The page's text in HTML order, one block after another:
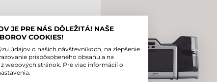
JE PRE NÁS DÔLEŽITÁ! NAŠE
COOKIES!
údajov o našich návštevníkoch, na zlepšenie
prispôsobeného obsahu a na
webových stránok. Pre viac informácií o